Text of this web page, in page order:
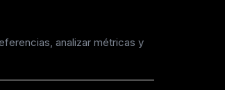
analizar métricas y